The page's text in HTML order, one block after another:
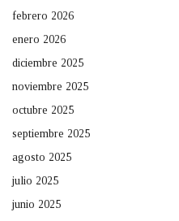
febrero 2026
enero 2026
diciembre 2025
noviembre 2025
octubre 2025
septiembre 2025
agosto 2025
julio 2025
junio 2025